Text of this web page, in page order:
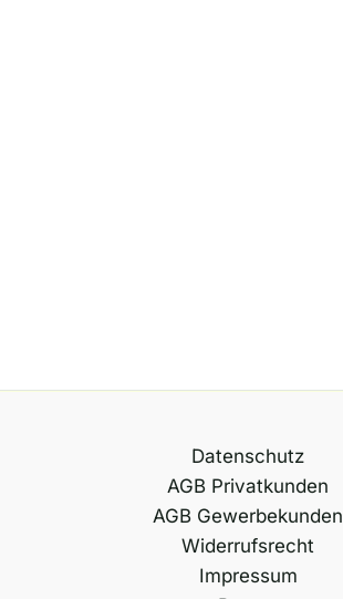
Datenschutz
AGB Privatkunden
AGB Gewerbekunden
Widerrufsrecht
Impressum